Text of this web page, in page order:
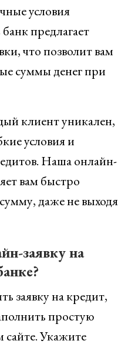
условия
предлагает
что позволит вам
суммы денег при
клиент уникален,
условия и
Наша онлайн-
вам быстро
даже не выходя
заявку на
заявку на кредит,
простую
Укажите